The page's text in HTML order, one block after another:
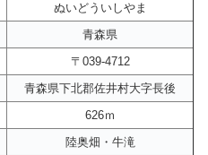
ぬいどういしやま
青森県
〒039-4712
青森県下北郡佐井村大字長後
626ｍ
陸奥畑・牛滝